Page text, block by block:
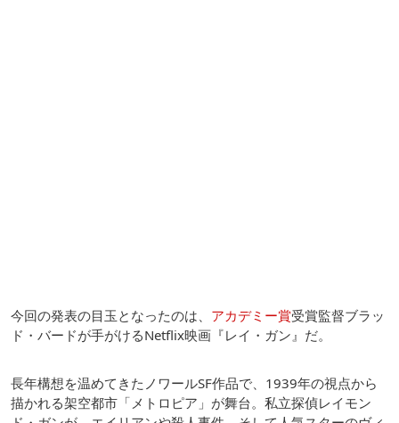
今回の発表の目玉となったのは、 アカデミー賞受賞監督ブラッ
ド・バードが手がけるNetflix映画『レイ・ガン』だ。
長年構想を温めてきたノワールSF作品で、1939年の視点から
描かれる架空都市「メトロピア」が舞台。私立探偵レイモン